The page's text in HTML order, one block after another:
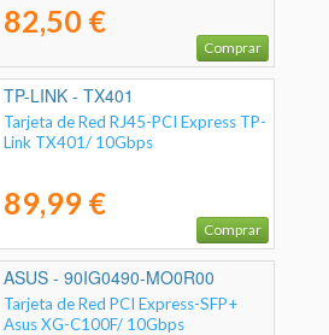
82,50 €
Comprar
TP-LINK - TX401
Tarjeta de Red RJ45-PCI Express TP-
Link TX401/ 10Gbps
89,99 €
Comprar
ASUS - 90IG0490-MO0R00
Tarjeta de Red PCI Express-SFP+
Asus XG-C100F/ 10Gbps